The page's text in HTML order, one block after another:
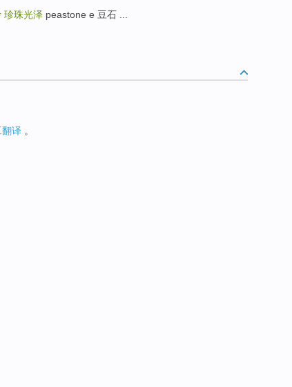
珍珠光泽 peastone e 豆石 ...
翻译 。